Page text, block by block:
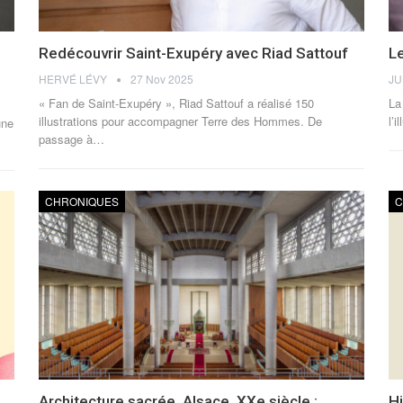
Redécouvrir Saint-Exupéry avec Riad Sattouf
HERVÉ LÉVY 27 Nov 2025
« Fan de Saint-Exupéry », Riad Sattouf a réalisé 150
illustrations pour accompagner Terre des Hommes. De
passage à…
CHRONIQUES